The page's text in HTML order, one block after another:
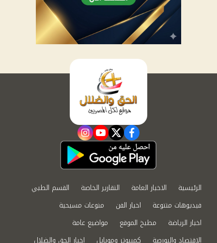
facebook
twitter
youtube
instagram
الرئيسية الاخبار العامة التقارير الخاصة
القسم الطبي
فيديوهات متنوعة
اخبار الفن
منوعات مسيحية
اخبار الرياضة
مطبخ الموقع
مواضيع عامة
الاقتصاد والبورصة
كمبيوتر وموبايل اخبار الحق والضلال